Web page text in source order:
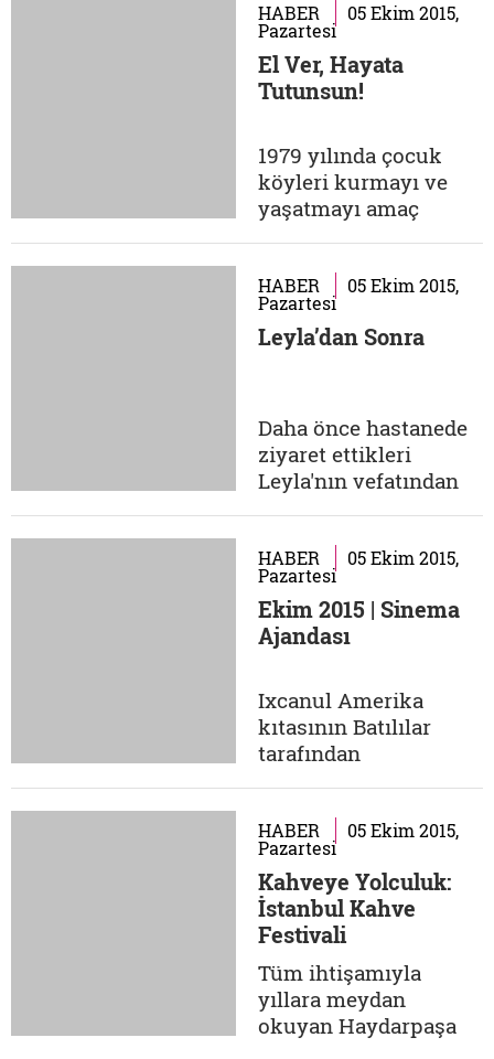
kitap ihtiyacı olan
okullarla paylaşmak
üzere, kitap da
topluyorlar.
olmak için, ilkokul,
ortaokul ve lise
seviyesinde
kitaplarınızı aşağıdaki
adrese
gönderebilirsiniz.
İletişim:...
HABER 05 Ekim 2015,
Pazartesi
El Ver, Hayata
Tutunsun!
1979 yılında çocuk
köyleri kurmayı ve
yaşatmayı amaç
kurulan Koruncuk
Vakfı, korunma
ihtiyacında olan
geldikleri andan
itibaren bir aile
ortamında sağlıklı
gelişmeleri, eğitim ve
öğretim görmeleri,...
HABER 05 Ekim 2015,
Pazartesi
Leyla’dan Sonra
Daha önce hastanede
ziyaret ettikleri
Leyla'nın vefatından
'Leyla'dan Sonra'
olarak değiştirmiş ve
hızla işlerine
başlamışlar. Kronik
çocukların yüzünde
tebessüm oluşturmak
isteyen ekip, oyuncak,
HABER 05 Ekim 2015,
Pazartesi
Ekim 2015 | Sinema
Ajandası
Ixcanul Amerika
kıtasının Batılılar
tarafından
yerliler korkunç bir
soykırıma uğramış,
sağ kalanlar ise
köleleştirilmişti.
Aradan yüzyıllar
geçmesine rağmen,
sahibi oldukları
topraklarda hâlâ köle
olarak çalıştırılan...
HABER 05 Ekim 2015,
Pazartesi
Kahveye Yolculuk:
İstanbul Kahve
Festivali
Tüm ihtişamıyla
yıllara meydan
okuyan Haydarpaşa